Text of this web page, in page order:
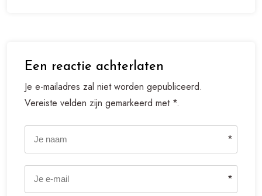
Een reactie achterlaten
Je e-mailadres zal niet worden gepubliceerd.
Vereiste velden zijn gemarkeerd met *.
*
*